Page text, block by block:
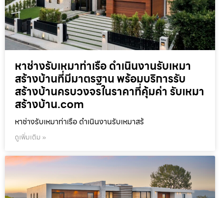
หาช่างรับเหมาท่าเรือ ดำเนินงานรับเหมา
สร้างบ้านที่มีมาตรฐาน พร้อมบริการรับ
สร้างบ้านครบวงจรในราคาที่คุ้มค่า รับเหมา
สร้างบ้าน.com
หาช่างรับเหมาท่าเรือ ดำเนินงานรับเหมาสร้
ดูเพิ่มเติม »